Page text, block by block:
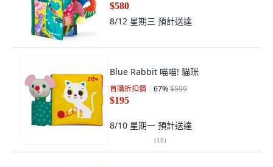
$580
8/12 星期三 預計送達
Blue Rabbit 喵喵! 貓咪
首購折扣價 67%$599
$195
8/10 星期一 預計送達
(18)